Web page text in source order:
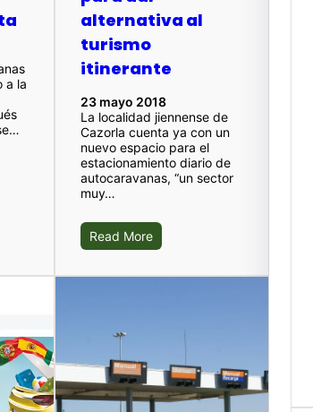
a la
alternativa al
turismo
itinerante
23 mayo 2018
La localidad jiennense de
Cazorla cuenta ya con un
nuevo espacio para el
estacionamiento diario de
autocaravanas, “un sector
muy…
Read More